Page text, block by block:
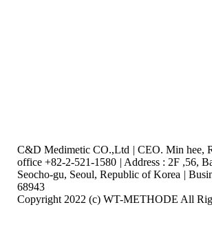
C&D Medimetic CO.,Ltd | CEO. Min hee,
office +82-2-521-1580 | Address : 2F ,56,
Seocho-gu, Seoul, Republic of Korea |
68943
Copyright 2022 (c) WT-METHODE All